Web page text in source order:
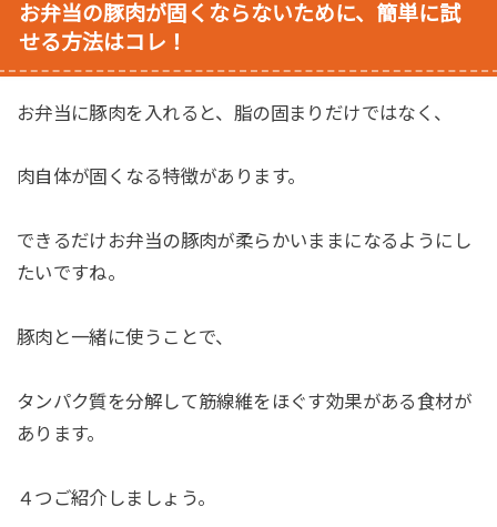
お弁当の豚肉が固くならないために、簡単に試
せる方法はコレ！
お弁当に豚肉を入れると、脂の固まりだけではなく、
肉自体が固くなる特徴があります。
できるだけお弁当の豚肉が柔らかいままになるようにし
たいですね。
豚肉と一緒に使うことで、
タンパク質を分解して筋線維をほぐす効果がある食材が
あります。
４つご紹介しましょう。